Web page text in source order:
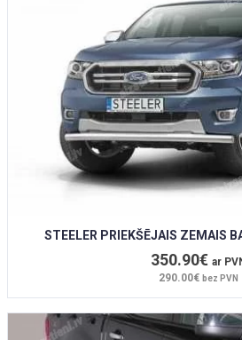
STEELER PRIEKŠĒJAIS ZEMAIS
350.90€ ar
290.00€ bez PVN